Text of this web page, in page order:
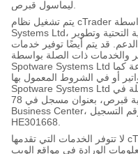
يتم تشغيل نظام cTrader البيئي وتطويره ودعمه بواسطة Spotware
Systems Ltd، بما في ذلك تكنولوجيا المنصة والبنية التحتية وتطوير
قد يتم أيضًا توفير خدمات
والخدمات ذات الصلة بواسطة
Spotware Systems Ltd و/أو شركات أخرى ضمن نفس المجموعة كما
أو في الشروط المعمول بها.
Spotware Systems Ltd هي شركة ذات مسؤولية محدودة مسجلة في
جمهورية قبرص، بعنوان مسجل في 78 Spyrou Kyprianou، Magnum
Business Center، الطابق الثالث، 3076 ليماسول قبرص ورقم التسجيل
HE301668.
لا تتوفر الخدمات التي تقدمها cTrader Ltd للمواطنين أو المقيمين في
الورادة في مواقع الويب